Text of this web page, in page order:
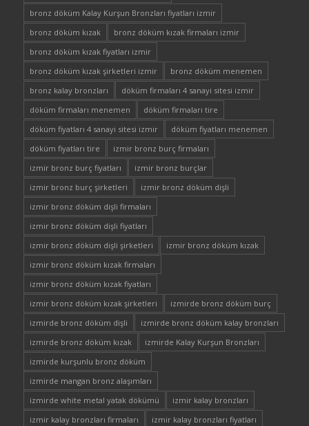
bronz döküm Kalay Kurşun Bronzları fiyatları izmir
bronz döküm kızak
bronz döküm kızak firmaları izmir
bronz döküm kızak fiyatları izmir
bronz döküm kızak şirketleri izmir
bronz döküm menemen
bronz kalay bronzları
döküm firmaları 4 sanayi sitesi izmir
döküm firmaları menemen
döküm firmaları tire
döküm fiyatları 4 sanayi sitesi izmir
döküm fiyatları menemen
döküm fiyatları tire
izmir bronz burç firmaları
izmir bronz burç fiyatları
izmir bronz burçlar
izmir bronz burç şirketleri
izmir bronz döküm dişli
izmir bronz döküm dişli firmaları
izmir bronz döküm dişli fiyatları
izmir bronz döküm dişli şirketleri
izmir bronz döküm kızak
izmir bronz döküm kızak firmaları
izmir bronz döküm kızak fiyatları
izmir bronz döküm kızak şirketleri
izmirde bronz döküm burç
izmirde bronz döküm dişli
izmirde bronz döküm kalay bronzları
izmirde bronz döküm kızak
izmirde Kalay Kurşun Bronzları
izmirde kurşunlu bronz döküm
izmirde mangan bronz alaşımları
izmirde white metal yatak dökümü
izmir kalay bronzları
izmir kalay bronzları firmaları
izmir kalay bronzları fiyatları